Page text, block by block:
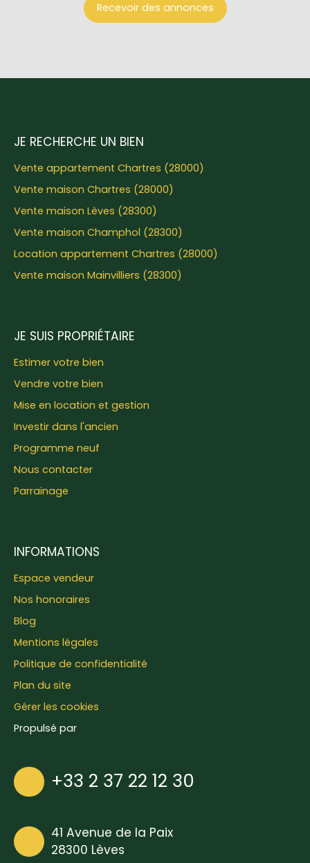
Recevoir des annonces
JE RECHERCHE UN BIEN
Vente appartement Chartres (28000)
Vente maison Chartres (28000)
Vente maison Lèves (28300)
Vente maison Champhol (28300)
Location appartement Chartres (28000)
Vente maison Mainvilliers (28300)
JE SUIS PROPRIÉTAIRE
Estimer votre bien
Vendre votre bien
Mise en location et gestion
Investir dans l'ancien
Programme neuf
Nous contacter
Parrainage
INFORMATIONS
Espace vendeur
Nos honoraires
Blog
Mentions légales
Politique de confidentialité
Plan du site
Gérer les cookies
Propulsé par
+33 2 37 22 12 30
41 Avenue de la Paix
28300 Lèves